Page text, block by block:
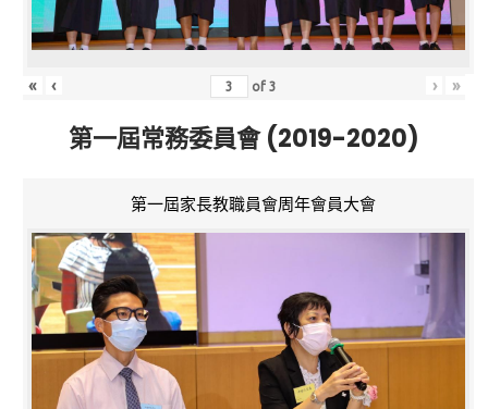
« ‹ of3 › »
第一屆常務委員會 (2019-2020)
第一屆家長教職員會周年會員大會